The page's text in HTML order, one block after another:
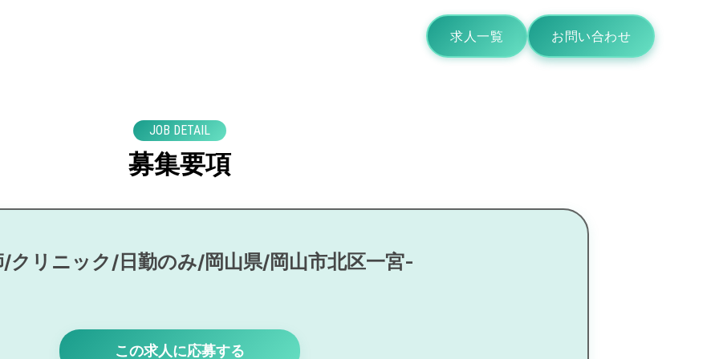
求人一覧 お問い合わせ
JOB DETAIL
募集要項
/クリニック/日勤のみ/岡山県/岡山市北区一宮-
この求人に応募する